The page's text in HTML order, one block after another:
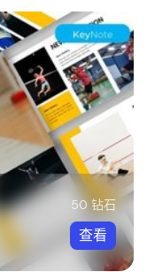
50 钻石
查看